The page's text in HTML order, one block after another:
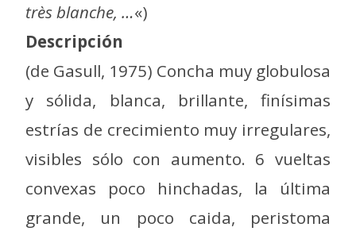
très blanche, …«)
Descripción
(de Gasull, 1975) Concha muy globulosa
y sólida, blanca, brillante, finísimas
estrías de crecimiento muy irregulares,
visibles sólo con aumento. 6 vueltas
convexas poco hinchadas, la última
grande, un poco caida, peristoma